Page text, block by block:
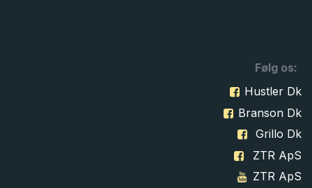
Følg os:
Hustler Dk
Branson Dk
Grillo Dk
ZTR ApS
ZTR ApS